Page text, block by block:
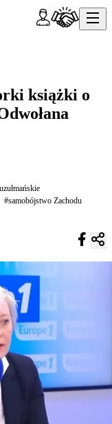
książki o
#samobójstwo Zachodu